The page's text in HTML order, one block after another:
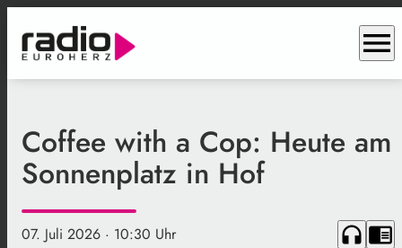
menu
Coffee with a Cop: Heute am
Sonnenplatz in Hof
07. Juli 2026 · 10:30 Uhr headphones chrome_reader_mode